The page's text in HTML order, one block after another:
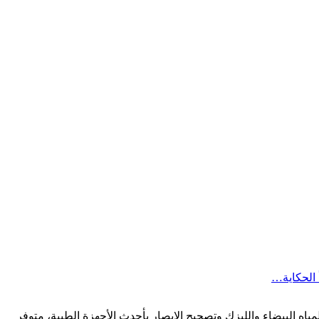
والمياه البيضاء والليزك وتصحيح الإبصار بأحدث الأجهزة الطبية، متوفر